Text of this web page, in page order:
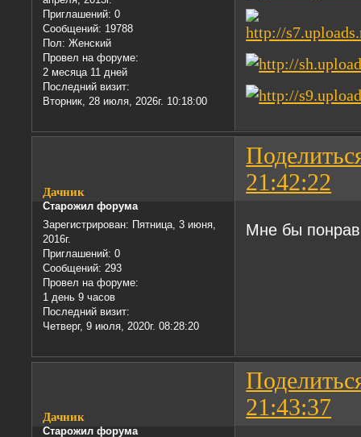
Приглашений: 0
Сообщений: 19788
Пол: Женский
Провел на форуме:
2 месяца 11 дней
Последний визит:
Вторник, 28 июля, 2026г. 10:18:00
21:42:22
Дачник
Старожил форума
Зарегистрирован: Пятница, 3 июня,
2016г.
Приглашений: 0
Сообщений: 293
Провел на форуме:
1 день 9 часов
Последний визит:
Четверг, 9 июля, 2020г. 08:28:20
Мне бы
21:43:37
Дачник
Старожил форума